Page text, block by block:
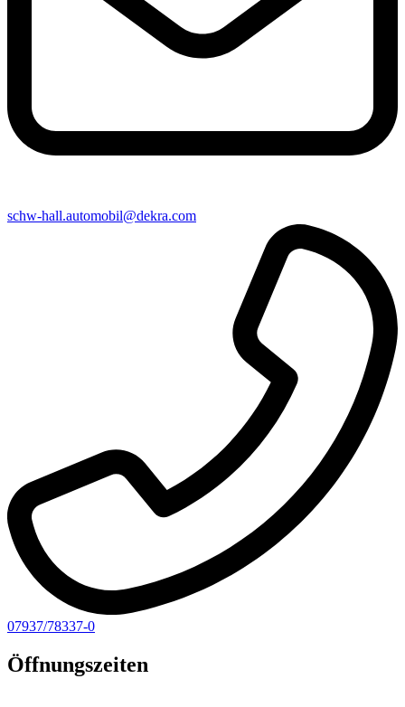
schw-hall​.automobil@​dekra.com
07937/78337-0
Öffnungszeiten